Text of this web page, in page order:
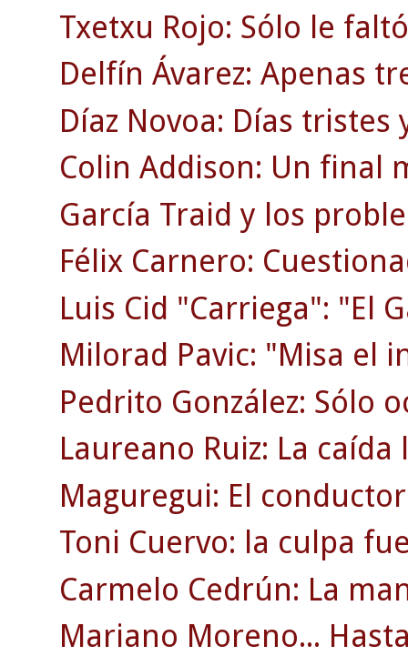
Txetxu Rojo: Sólo le
Delfín Ávarez: Apenas
Díaz Novoa: Días tristes
Colin Addison: Un final
García Traid y los
Félix Carnero:
Luis Cid "Carriega": "El
Milorad Pavic: "Misa el
Pedrito González: Sólo
Laureano Ruiz: La
Maguregui: El
Toni Cuervo: la culpa
Carmelo Cedrún: La
Mariano Moreno...